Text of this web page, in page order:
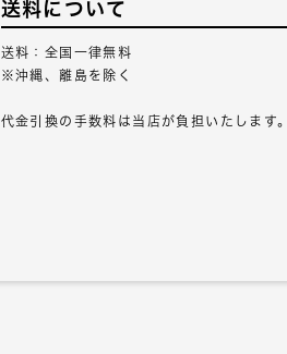
送料について
送料：全国一律無料
※沖縄、離島を除く
代金引換の手数料は当店が負担いたします。